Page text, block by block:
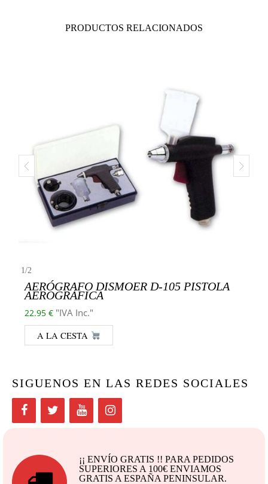
PRODUCTOS RELACIONADOS
1/2
AERÓGRAFO DISMOER D-105 PISTOLA
AEROGRÁFICA
22.95 € "IVA Inc."
A LA CESTA
SIGUENOS EN LAS REDES SOCIALES
¡¡ ENVÍO GRATIS !! PARA PEDIDOS
SUPERIORES A 100€ ENVIAMOS
GRATIS A ESPAÑA PENINSULAR.